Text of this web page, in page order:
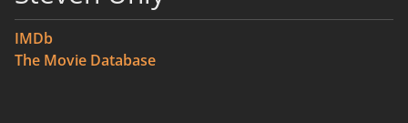
IMDb
The Movie Database